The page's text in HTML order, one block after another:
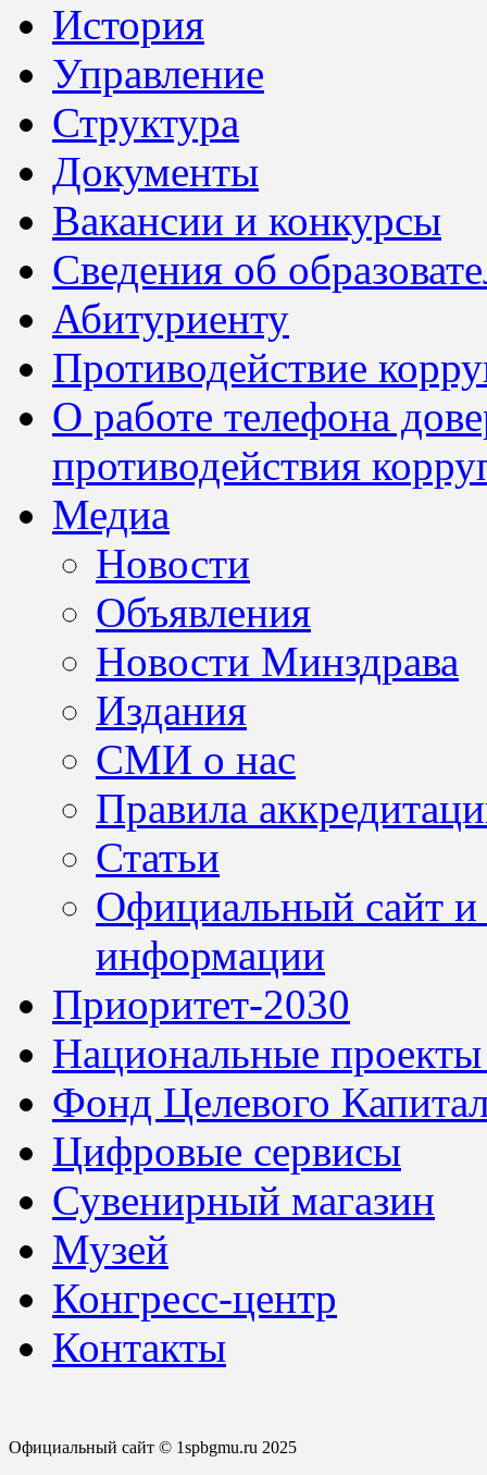
История
Управление
Структура
Документы
Вакансии и конкурсы
Сведения об
Абитуриенту
Противодействие
О работе телефона
противодействия
Медиа
Новости
Объявления
Новости Минздрава
Издания
СМИ о нас
Правила
Статьи
Официальный сайт
информации
Приоритет-2030
Национальные
Фонд Целевого
Цифровые сервисы
Сувенирный магазин
Музей
Конгресс-центр
Контакты
Официальный сайт © 1spbgmu.ru 2025